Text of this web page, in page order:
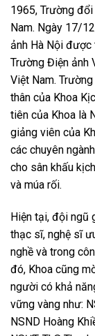
1965, Trường
Nam. Ngày 17/
ảnh Hà Nội
Trường Điện ảnh
Việt Nam.
thân của Khoa
tiên của Khoa là
giảng viên của
các chuyên
cho sân khấu
và múa rối.
Hiện tại, đội ngũ
thạc sĩ, nghệ sĩ
nghề và trong
đó, Khoa cũng
người có khả
vững vàng như:
NSND Hoàng